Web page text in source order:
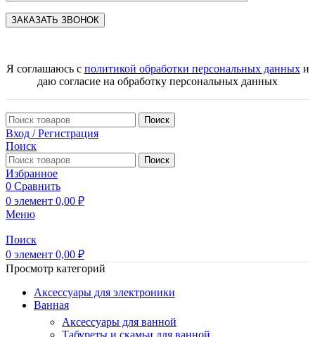
Я соглашаюсь с политикой обработки персональных данныхи
даю согласие на обработку персональных данных
Поиск
Вход / Регистрация
Поиск
Поиск
Избранное
0 Сравнить
0 элемент 0,00 ₽
Меню
Поиск
0 элемент 0,00 ₽
Просмотр категорий
Аксессуары для электроники
Ванная
Аксессуары для ванной
Табуреты и скамьи для ванной